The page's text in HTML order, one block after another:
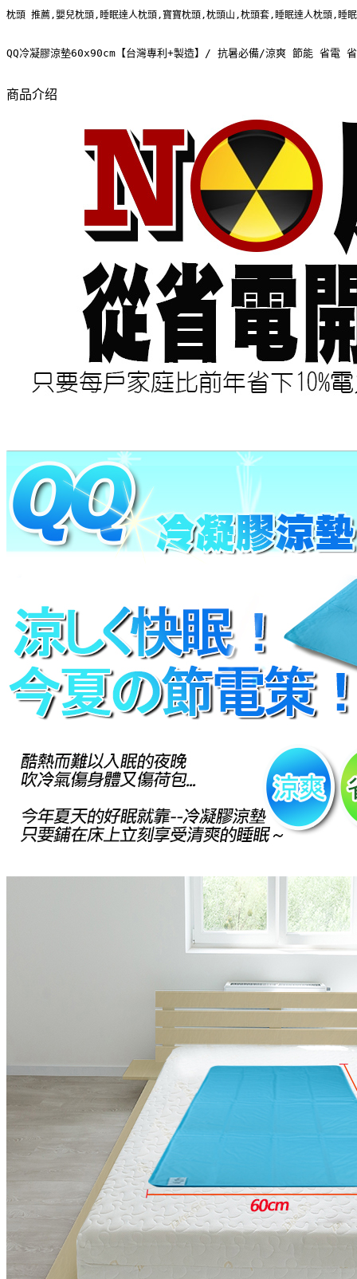
枕頭 推薦,嬰兒枕頭,睡眠達人枕頭,寶寶枕頭,枕頭山,枕頭套,睡眠達人枕頭,睡
QQ冷凝膠涼墊60x90cm【台灣專利+製造】/ 抗暑必備/涼爽 節能 省電 省
商品介绍